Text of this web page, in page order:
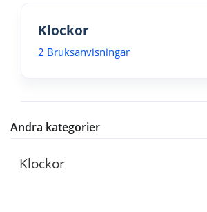
Klockor
2 Bruksanvisningar
Andra kategorier
Klockor